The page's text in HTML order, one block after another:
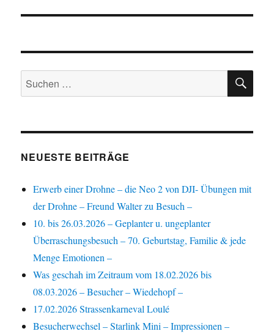
Suchen
nach:
NEUESTE BEITRÄGE
Erwerb einer Drohne – die Neo 2 von DJI- Übungen mit
der Drohne – Freund Walter zu Besuch –
10. bis 26.03.2026 – Geplanter u. ungeplanter
Überraschungsbesuch – 70. Geburtstag, Familie & jede
Menge Emotionen –
Was geschah im Zeitraum vom 18.02.2026 bis
08.03.2026 – Besucher – Wiedehopf –
17.02.2026 Strassenkarneval Loulé
Besucherwechsel – Starlink Mini – Impressionen –